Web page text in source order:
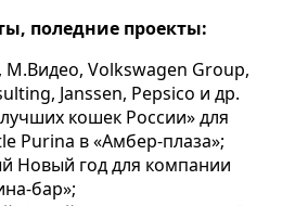
поледние проекты:
М.Видео, Volkswagen Group,
Janssen, Pepsico и др.
кошек России» для
Purina в «Амбер-плаза»;
Новый год для компании
бар»;